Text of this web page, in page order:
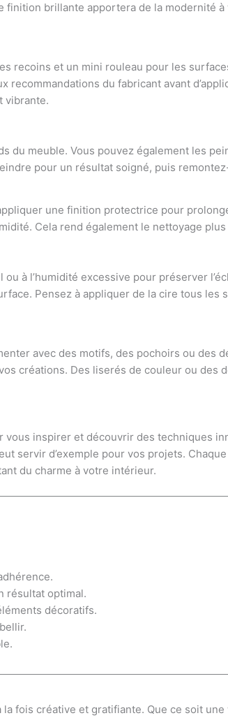
finition brillante apportera de la modernité
recoins et un mini rouleau pour les
du fabricant avant
vibrante.
du meuble. Vous pouvez également les
pour un résultat soigné, puis
une finition protectrice pour
Cela rend également le nettoyage plus
à l’humidité excessive pour préserver
Pensez à appliquer de la cire tous
avec des motifs, des pochoirs ou des
créations. Des liserés de couleur ou
inspirer et découvrir des techniques
servir d’exemple pour vos projets.
du charme à votre intérieur.
résultat optimal.
décoratifs.
fois créative et gratifiante. Que ce soit